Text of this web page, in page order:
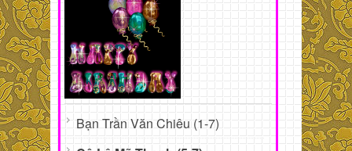
Bạn Trần Văn Chiêu (1-7)